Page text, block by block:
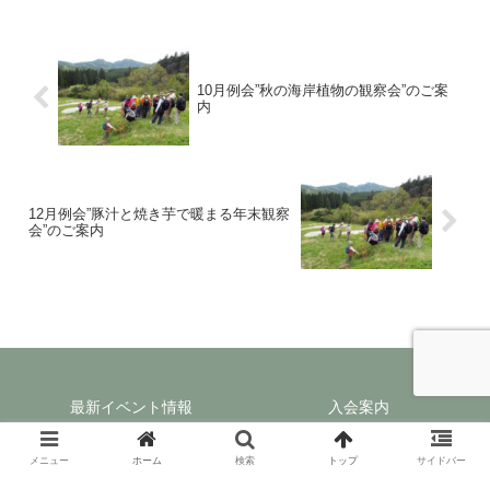
10月例会”秋の海岸植物の観察会”のご案
内
12月例会”豚汁と焼き芋で暖まる年末観察
会”のご案内
最新イベント情報 入会案内
© 2019 安房生物愛好会.
メニュー ホーム 検索 トップ サイドバー